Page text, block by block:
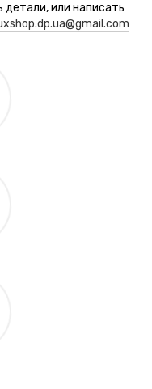
детали, или написать